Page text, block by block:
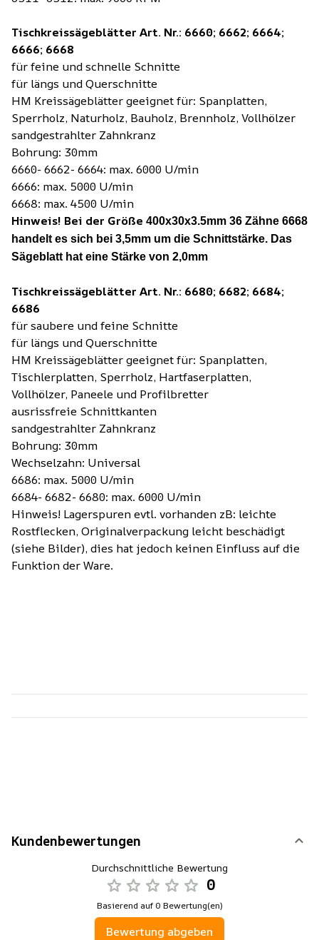
Tischkreissägeblätter Art. Nr.: 6660; 6662; 6664;
6666; 6668
für feine und schnelle Schnitte
für längs und Querschnitte
HM Kreissägeblätter geeignet für: Spanplatten,
Sperrholz, Naturholz, Bauholz, Brennholz, Vollhölzer
sandgestrahlter Zahnkranz
Bohrung: 30mm
6660- 6662- 6664: max. 6000 U/min
6666: max. 5000 U/min
6668: max. 4500 U/min
Hinweis! Bei der Größe 400x30x3.5mm 36 Zähne 6668
handelt es sich bei 3,5mm um die Schnittstärke. Das
Sägeblatt hat eine Stärke von 2,0mm
Tischkreissägeblätter Art. Nr.: 6680; 6682; 6684;
6686
für saubere und feine Schnitte
für längs und Querschnitte
HM Kreissägeblätter geeignet für: Spanplatten,
Tischlerplatten, Sperrholz, Hartfaserplatten,
Vollhölzer, Paneele und Profilbretter
ausrissfreie Schnittkanten
sandgestrahlter Zahnkranz
Bohrung: 30mm
Wechselzahn: Universal
6686: max. 5000 U/min
6684- 6682- 6680: max. 6000 U/min
Hinweis! Lagerspuren evtl. vorhanden zB: leichte
Rostflecken, Originalverpackung leicht beschädigt
(siehe Bilder), dies hat jedoch keinen Einfluss auf die
Funktion der Ware.
Kundenbewertungen
Durchschnittliche Bewertung
0
Basierend auf 0 Bewertung(en)
Bewertung abgeben